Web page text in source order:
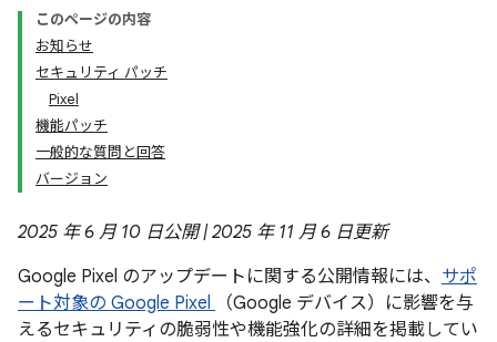
このページの内容
お知らせ
セキュリティ パッチ
Pixel
機能パッチ
一般的な質問と回答
バージョン
2025 年 6 月 10 日公開 | 2025 年 11 月 6 日更新
Google Pixel のアップデートに関する公開情報には、 サポ
ート対象の Google Pixel
（Google デバイス）に影響を与
えるセキュリティの脆弱性や機能強化の詳細を掲載してい